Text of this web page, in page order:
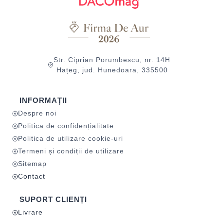
Str. Ciprian Porumbescu, nr. 14H
Hațeg, jud. Hunedoara, 335500
INFORMAȚII
Despre noi
Politica de confidențialitate
Politica de utilizare cookie-uri
Termeni și condiții de utilizare
Sitemap
Contact
SUPORT CLIENȚI
Livrare